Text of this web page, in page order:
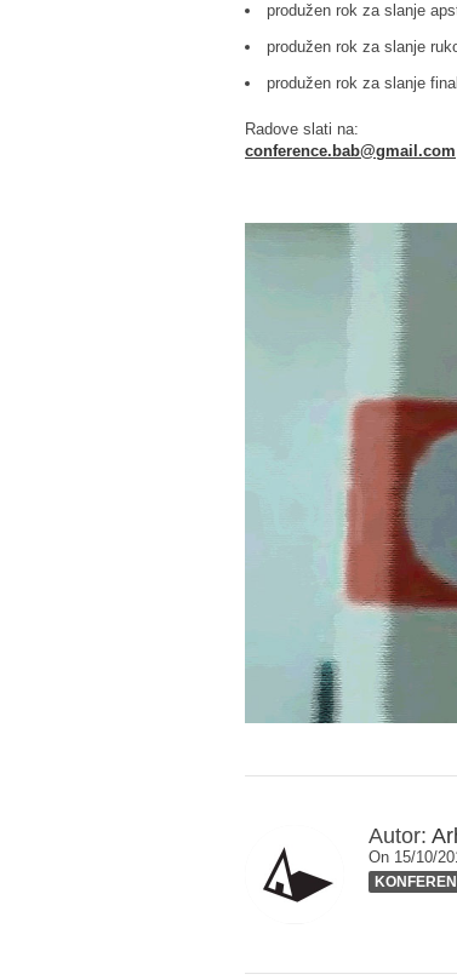
produžen rok za slanje
produžen rok za slanje
produžen rok za slanje
Radove slati na:
conference.bab@gmail.com
Autor:
On 15/10/